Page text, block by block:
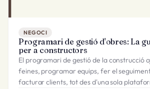
NEGOCI
Programari de gestió d'obres: La
per a constructors
El programari de gestió de la construcció
feines, programar equips, fer el
facturar clients, tot des d'una sola